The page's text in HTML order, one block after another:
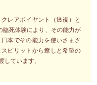
レアボイヤント（透視）と
臨死体験により、その能力が
本でその能力を使いさまざ
ピリットから癒しと希望の
しています。